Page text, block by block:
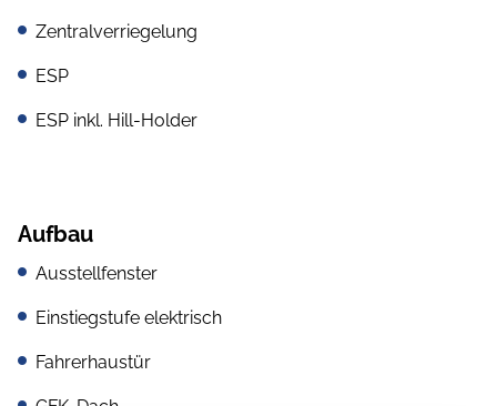
Zentralverriegelung
ESP
ESP inkl. Hill-Holder
Aufbau
Ausstellfenster
Einstiegstufe elektrisch
Fahrerhaustür